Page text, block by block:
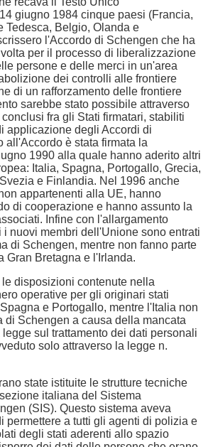
giugno 1984 cinque paesi (Francia,
Tedesca, Belgio, Olanda e
l'Accordo di Schengen che ha
per il processo di liberalizzazione
persone e delle merci in un'area
dei controlli alle frontiere
di un rafforzamento delle frontiere
sarebbe stato possibile attraverso
fra gli Stati firmatari, stabiliti
applicazione degli Accordi di
all'Accordo è stata firmata la
1990 alla quale hanno aderito altri
Italia, Spagna, Portogallo, Grecia,
e Finlandia. Nel 1996 anche
appartenenti alla UE, hanno
di cooperazione e hanno assunto la
Infine con l'allargamento
nuovi membri dell'Unione sono entrati
di Schengen, mentre non fanno parte
Gran Bretagna e l'Irlanda.
le disposizioni contenute nella
operative per gli originari stati
e Portogallo, mentre l'Italia non
di Schengen a causa della mancata
sul trattamento dei dati personali
solo attraverso la legge n.
state istituite le strutture tecniche
italiana del Sistema
(SIS). Questo sistema aveva
permettere a tutti gli agenti di polizia e
degli stati aderenti allo spazio